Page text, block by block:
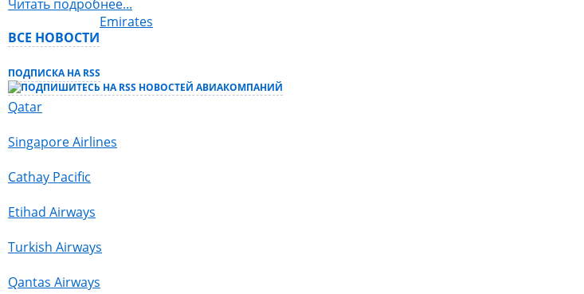
Читать подробнее...
ВСЕ НОВОСТИ
ПОДПИСКА НА RSS
Emirates
Qatar
Singapore Airlines
Сathay Pacific
Etihad Airways
Turkish Airways
Qantas Airways